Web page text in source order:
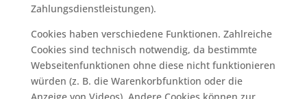
Zahlungsdienstleistungen).
Cookies haben verschiedene Funktionen. Zahlreiche
Cookies sind technisch notwendig, da bestimmte
Webseitenfunktionen ohne diese nicht funktionieren
würden (z. B. die Warenkorbfunktion oder die
Anzeige von Videos). Andere Cookies können zur